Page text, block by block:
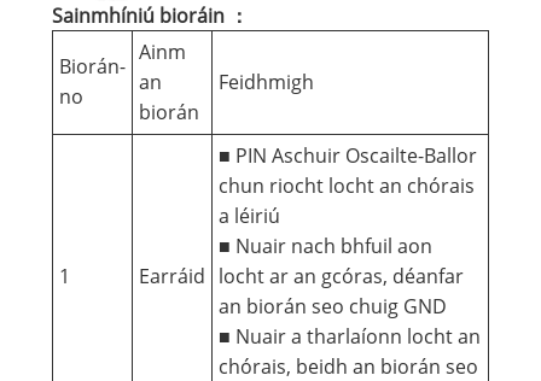
Sainmhíniú bioráin ：
Biorán-
no
Ainm
an
biorán
Feidhmigh
1 Earráid
■ PIN Aschuir Oscailte-Ballor
chun riocht locht an chórais
a léiriú
■ Nuair nach bhfuil aon
locht ar an gcóras, déanfar
an biorán seo chuig GND
■ Nuair a tharlaíonn locht an
chórais, beidh an biorán seo